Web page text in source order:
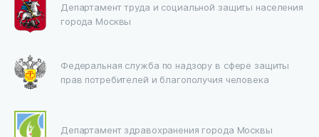
Департамент труда и социальной защиты населения
города Москвы
Федеральная служба по надзору в сфере защиты
прав потребителей и благополучия человека
Департамент здравохранения города Москвы